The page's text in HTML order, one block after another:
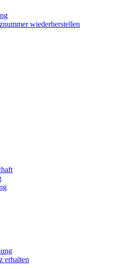
wiederherstellen
erhalten